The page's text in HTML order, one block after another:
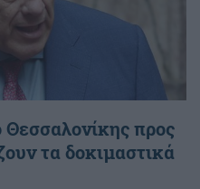
προς
τα δοκιμαστικά